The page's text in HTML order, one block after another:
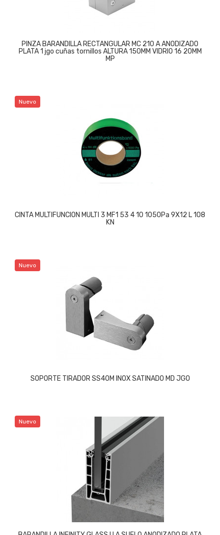
PINZA BARANDILLA RECTANGULAR MC 210 A ANODIZADO
PLATA 1 jgo cuñas tornillos ALTURA 150MM VIDRIO 16 20MM
MP
Nuevo
CINTA MULTIFUNCION MULTI 3 MF1 53 4 10 1050Pa 9X12 L 108
KN
Nuevo
SOPORTE TIRADOR SS40M INOX SATINADO MD JGO
Nuevo